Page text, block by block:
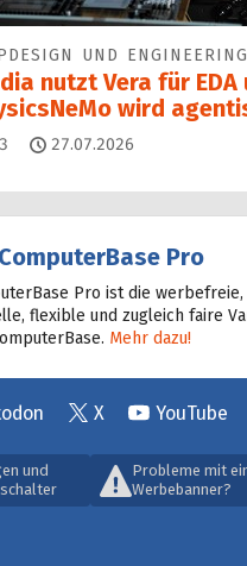
UND ENGINEERING
nutzt Vera für EDA
wird
Kommentare
27.07.2026
Pro
Pro ist die werbefreie,
flexible und zugleich faire
Mehr dazu!
X YouTube
und
Probleme mit
Werbebanner?